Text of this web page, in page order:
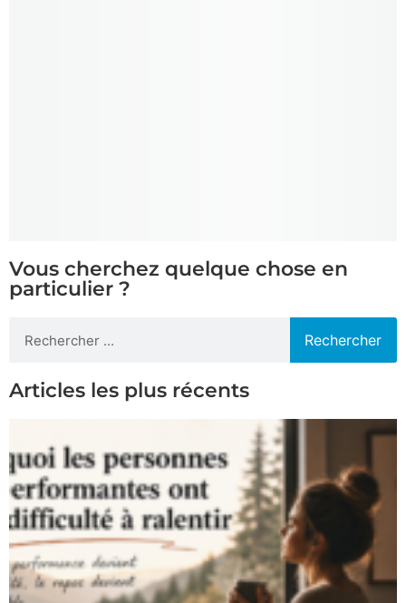
Vous cherchez quelque chose en
particulier ?
Rechercher
Articles les plus récents